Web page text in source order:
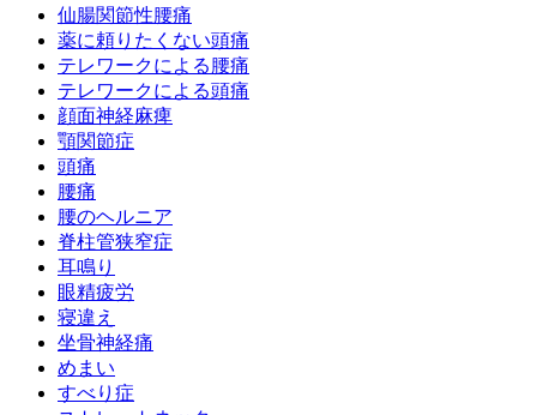
仙腸関節性腰痛
薬に頼りたくない頭痛
テレワークによる腰痛
テレワークによる頭痛
顔面神経麻痺
顎関節症
頭痛
腰痛
腰のヘルニア
脊柱管狭窄症
耳鳴り
眼精疲労
寝違え
坐骨神経痛
めまい
すべり症